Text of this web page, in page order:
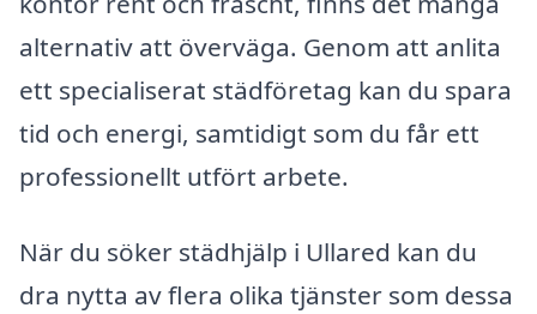
alternativ att överväga. Genom att anlita
ett specialiserat städföretag kan du spara
tid och energi, samtidigt som du får ett
professionellt utfört arbete.
När du söker städhjälp i Ullared kan du
dra nytta av flera olika tjänster som dessa